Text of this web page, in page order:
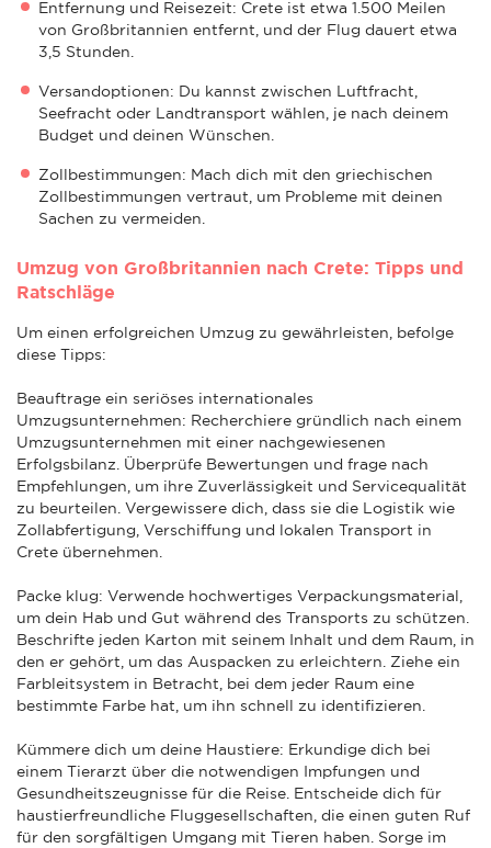
Entfernung und Reisezeit: Crete ist etwa 1.500 Meilen
von Großbritannien entfernt, und der Flug dauert etwa
3,5 Stunden.
Versandoptionen: Du kannst zwischen Luftfracht,
Seefracht oder Landtransport wählen, je nach deinem
Budget und deinen Wünschen.
Zollbestimmungen: Mach dich mit den griechischen
Zollbestimmungen vertraut, um Probleme mit deinen
Sachen zu vermeiden.
Umzug von Großbritannien nach Crete: Tipps und
Ratschläge
Um einen erfolgreichen Umzug zu gewährleisten, befolge
diese Tipps:
Beauftrage ein seriöses internationales
Umzugsunternehmen: Recherchiere gründlich nach einem
Umzugsunternehmen mit einer nachgewiesenen
Erfolgsbilanz. Überprüfe Bewertungen und frage nach
Empfehlungen, um ihre Zuverlässigkeit und Servicequalität
zu beurteilen. Vergewissere dich, dass sie die Logistik wie
Zollabfertigung, Verschiffung und lokalen Transport in
Crete übernehmen.
Packe klug: Verwende hochwertiges Verpackungsmaterial,
um dein Hab und Gut während des Transports zu schützen.
Beschrifte jeden Karton mit seinem Inhalt und dem Raum, in
den er gehört, um das Auspacken zu erleichtern. Ziehe ein
Farbleitsystem in Betracht, bei dem jeder Raum eine
bestimmte Farbe hat, um ihn schnell zu identifizieren.
Kümmere dich um deine Haustiere: Erkundige dich bei
einem Tierarzt über die notwendigen Impfungen und
Gesundheitszeugnisse für die Reise. Entscheide dich für
haustierfreundliche Fluggesellschaften, die einen guten Ruf
für den sorgfältigen Umgang mit Tieren haben. Sorge im